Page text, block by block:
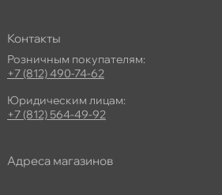
Контакты
Розничным покупателям:
+7 (812) 490-74-62
Юридическим лицам:
+7 (812) 564-49-92
Адреса магазино